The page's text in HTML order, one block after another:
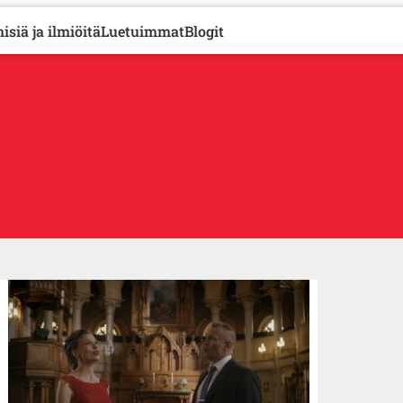
ja ilmiöitäLuetuimmatBlogit